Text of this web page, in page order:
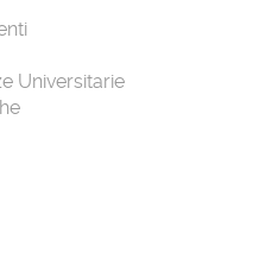
Universitarie